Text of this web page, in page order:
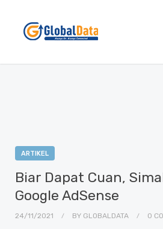
ARTIKEL
Biar Dapat Cuan,
Google AdSense
24/11/2021 BY GLOBALDATA 0